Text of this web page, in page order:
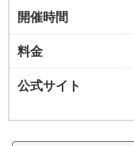
開催時間
料金
公式サイト